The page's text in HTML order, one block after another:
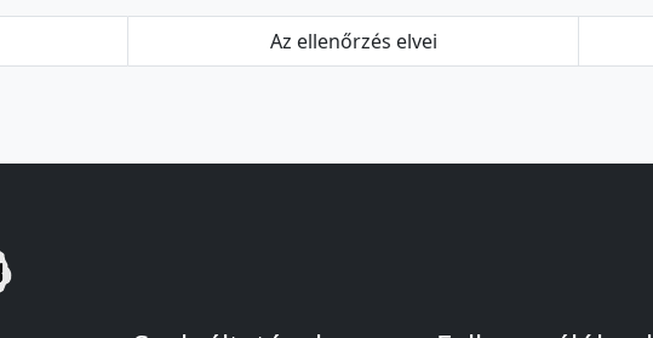
Az ellenőrzés elvei